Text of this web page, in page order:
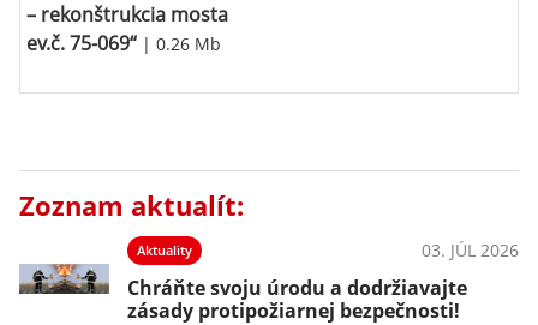
– rekonštrukcia mosta
ev.č. 75-069“ | 0.26 Mb
Zoznam aktualít:
Aktuality 03. JÚL 2026
Chráňte svoju úrodu a dodržiavajte
zásady protipožiarnej bezpečnosti!